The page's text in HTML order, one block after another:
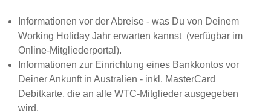
Informationen vor der Abreise - was Du von Deinem
Working Holiday Jahr erwarten kannst (verfügbar im
Online-Mitgliederportal).
Informationen zur Einrichtung eines Bankkontos vor
Deiner Ankunft in Australien - inkl. MasterCard
Debitkarte, die an alle WTC-Mitglieder ausgegeben
wird.